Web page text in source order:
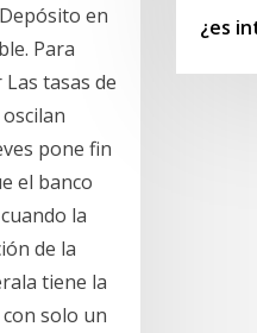
en
Para
tasas de
pone fin
el banco
la
de la
tiene la
solo un
¿es